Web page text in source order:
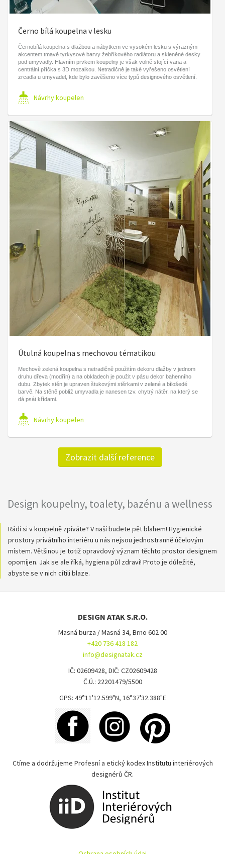
Černo bílá koupelna v lesku
Černobílá koupelna s dlažbou a nábytkem ve vysokém lesku s výrazným
akcentem tmavě tyrkysové barvy žebříkového radiátoru a skleněné desky
pod umyvadly. Hlavním prvkem koupelny je však volně stojící vana a
centrální příčka s 3D mozaikou. Netradičně je také vyřešeno osvětlení
zrcadla u umyvadel, kde bylo zavěšeno více typů designového osvětlení.
Návrhy koupelen
Útulná koupelna s mechovou tématikou
Mechově zelená koupelna s netradičně použitím dekoru dlažby v jednom
druhu dřeva (modřín) a na obkladech je použit v pásu dekor bahenního
dubu. Zbytek stěn je upraven štukovými stěrkami v zelené a bílošedé
barvě. Na stěně poblíž umyvadla je nanesen tzv. chytrý nátěr, na který se
dá psát křídami.
Návrhy koupelen
Zobrazit další reference
Design koupelny, toalety, bazénu a wellness
Rádi si v koupelně zpíváte? V naší budete pět blahem! Hygienické
prostory privátního interiéru u nás nejsou jednostranně účelovým
místem. Většinou je totiž opravdový význam těchto prostor designem
opomíjen. Jak se ale říká, hygiena půl zdraví! Proto je důležité,
abyste se v nich cítili blaze.
DESIGN ATAK S.R.O.
Masná burza / Masná 34, Brno 602 00
+420 736 418 182
info@designatak.cz
IČ: 02609428, DIČ: CZ02609428
Č.Ú.: 22201479/5500
GPS: 49°11'12.599"N, 16°37'32.388"E
Ctíme a dodržujeme Profesní a etický kodex Institutu interiérových
designérů ČR.